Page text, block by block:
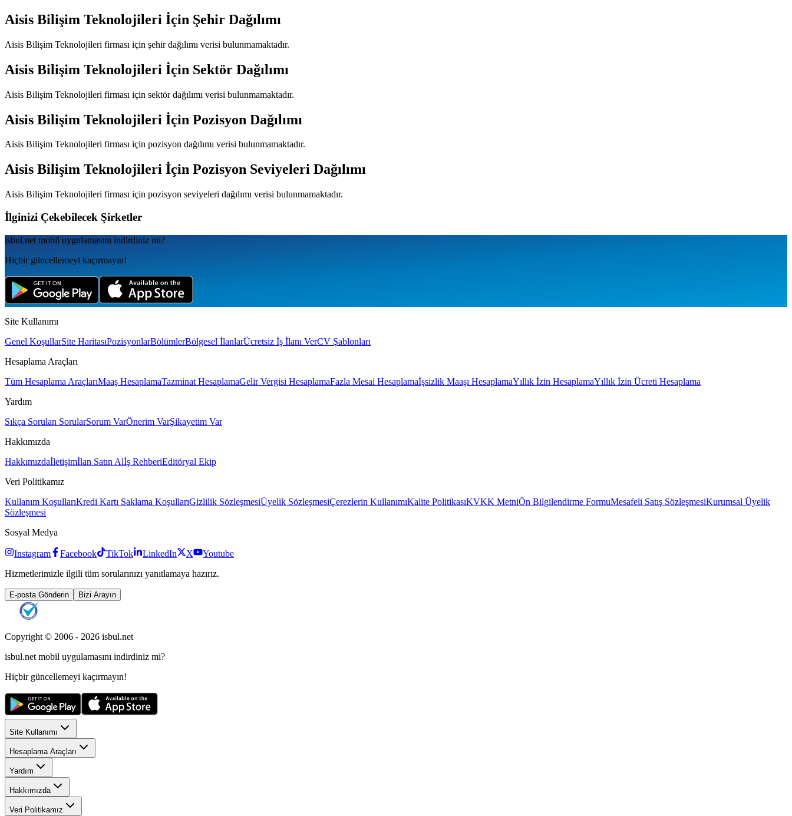
Aisis Bilişim Teknolojileri İçin Şehir Dağılımı
Aisis Bilişim Teknolojileri firması için şehir dağılımı verisi bulunmamaktadır.
Aisis Bilişim Teknolojileri İçin Sektör Dağılımı
Aisis Bilişim Teknolojileri firması için sektör dağılımı verisi bulunmamaktadır.
Aisis Bilişim Teknolojileri İçin Pozisyon Dağılımı
Aisis Bilişim Teknolojileri firması için pozisyon dağılımı verisi bulunmamaktadır.
Aisis Bilişim Teknolojileri İçin Pozisyon Seviyeleri Dağılımı
Aisis Bilişim Teknolojileri firması için pozisyon seviyeleri dağılımı verisi bulunmamaktadır.
İlginizi Çekebilecek Şirketler
isbul.net mobil uygulamаsını indirdiniz mi?
Hiçbir güncellemeyi kaçırmayın!
Site Kullanımı
Genel KoşullarSite HaritasıPozisyonlarBölümlerBölgesel İlanlarÜcretsiz İş İlanı VerCV Şablonları
Hesaplama Araçları
Tüm Hesaplama AraçlarıMaaş HesaplamaTazminat HesaplamaGelir Vergisi HesaplamaFazla Mesai Hesaplamaİşsizlik Maaşı HesaplamaYıllık İzin HesaplamaYıllık İzin Ücreti Hesaplama
Yardım
Sıkça Sorulan SorularSorum VarÖnerim VarŞikayetim Var
Hakkımızda
Hakkımızdaİletişimİlan Satın Alİş RehberiEditöryal Ekip
Veri Politikamız
Kullanım KoşullarıKredi Kartı Saklama KoşullarıGizlilik SözleşmesiÜyelik SözleşmesiÇerezlerin KullanımıKalite PolitikasıKVKK MetniÖn Bilgilendirme FormuMesafeli Satış SözleşmesiKurumsal Üyelik
Sözleşmesi
Sosyal Medya
Instagram Facebook TikTok LinkedIn X
Youtube
Hizmetlerimizle ilgili tüm sorularınızı yanıtlamaya hazırız.
E-posta Gönderin Bizi Arayın
Copyright © 2006 - 2026 isbul.net
isbul.net mobil uygulamasını indirdiniz mi?
Hiçbir güncellemeyi kaçırmayın!
Site Kullanımı
Hesaplama Araçları
Yardım
Hakkımızda
Veri Politikamız